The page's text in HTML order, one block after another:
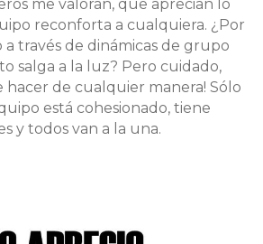
me valoran, que aprecian lo
reconforta a cualquiera. ¿Por
través de dinámicas de grupo
salga a la luz? Pero cuidado,
hacer de cualquier manera! Sólo
está cohesionado, tiene
y todos van a la una.